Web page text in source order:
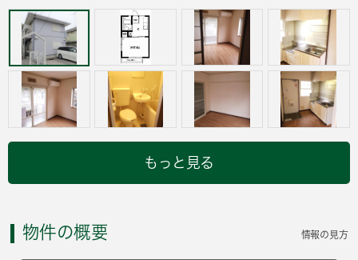
もっと見る
物件の概要 情報の見方